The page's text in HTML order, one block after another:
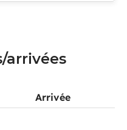
arrivées
Arrivée